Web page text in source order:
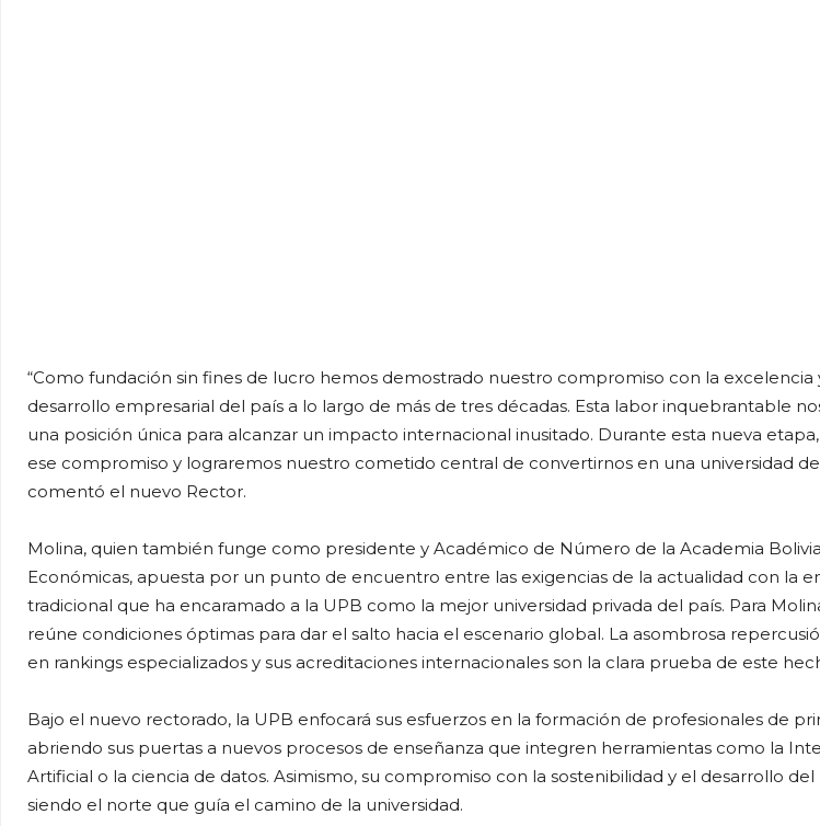
“Como fundación sin fines de lucro hemos demostrado nuestro compromiso con la excelencia
desarrollo empresarial del país a lo largo de más de tres décadas. Esta labor inquebrantable
una posición única para alcanzar un impacto internacional inusitado. Durante esta nueva
ese compromiso y lograremos nuestro cometido central de convertirnos en una universidad
comentó el nuevo Rector.
Molina, quien también funge como presidente y Académico de Número de la Academia
Económicas, apuesta por un punto de encuentro entre las exigencias de la actualidad con la
tradicional que ha encaramado a la UPB como la mejor universidad privada del país. Para
reúne condiciones óptimas para dar el salto hacia el escenario global. La asombrosa
en rankings especializados y sus acreditaciones internacionales son la clara prueba de este
Bajo el nuevo rectorado, la UPB enfocará sus esfuerzos en la formación de profesionales de
abriendo sus puertas a nuevos procesos de enseñanza que integren herramientas como la
Artificial o la ciencia de datos. Asimismo, su compromiso con la sostenibilidad y el desarrollo del
siendo el norte que guía el camino de la universidad.